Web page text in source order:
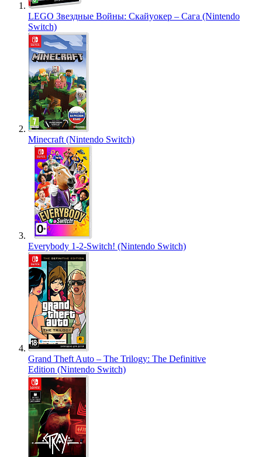
LEGO Звездные Войны: Скайуокер – Сага (Nintendo
Switch)
Minecraft (Nintendo Switch)
Everybody 1-2-Switch! (Nintendo Switch)
Grand Theft Auto – The Trilogy: The Definitive
Edition (Nintendo Switch)